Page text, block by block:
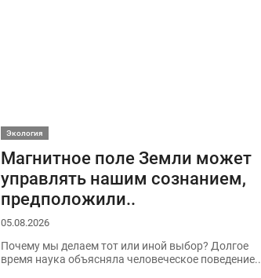
Экология
Магнитное поле Земли может
управлять нашим сознанием,
предположили..
05.08.2026
Почему мы делаем тот или иной выбор? Долгое
время наука объясняла человеческое поведение..